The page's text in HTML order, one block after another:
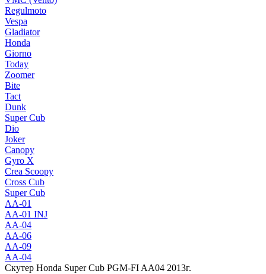
Regulmoto
Vespa
Gladiator
Honda
Giorno
Today
Zoomer
Bite
Tact
Dunk
Super Cub
Dio
Joker
Canopy
Gyro X
Crea Scoopy
Cross Cub
Super Cub
AA-01
AA-01 INJ
AA-04
AA-06
AA-09
AA-04
Скутер Honda Super Cub PGM-FI AA04 2013г.